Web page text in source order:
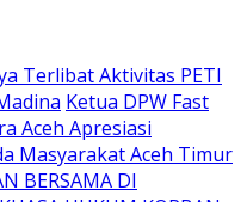
Terlibat Aktivitas PETI
Ketua DPW Fast
Aceh Apresiasi
Masyarakat Aceh Timur
BERSAMA DI